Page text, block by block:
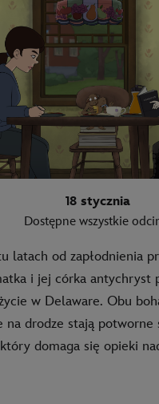
18 stycznia
Dostępne wszystkie
latach od zapłodnienia
i jej córka antychryst
w Delaware. Obu
na drodze stają potworne
domaga się opieki